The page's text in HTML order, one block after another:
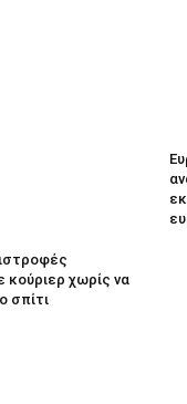
κούριερ χωρίς να
σπίτι